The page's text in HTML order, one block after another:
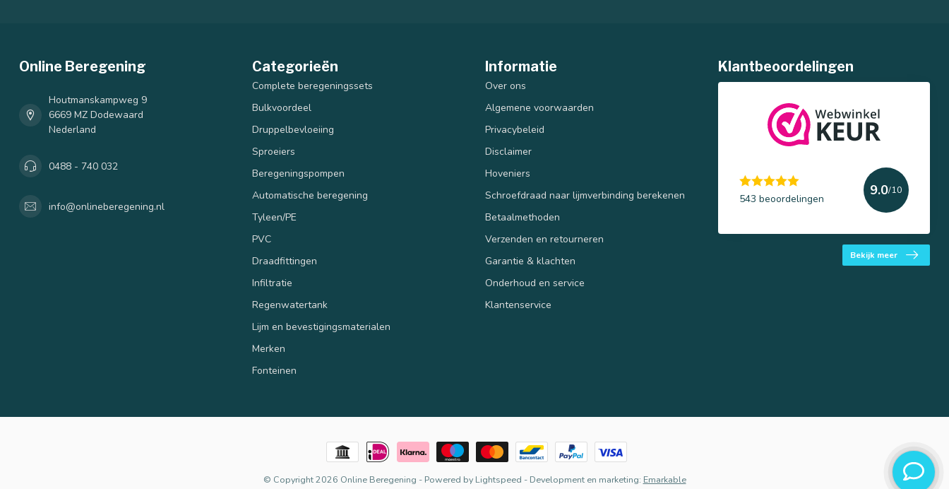
Online Beregening
Houtmanskampweg 9
6669 MZ Dodewaard
Nederland
0488 - 740 032
info@onlineberegening.nl
Categorieën
Complete beregeningssets
Bulkvoordeel
Druppelbevloeiing
Sproeiers
Beregeningspompen
Automatische beregening
Tyleen/PE
PVC
Draadfittingen
Infiltratie
Regenwatertank
Lijm en bevestigingsmaterialen
Merken
Fonteinen
Informatie
Over ons
Algemene voorwaarden
Privacybeleid
Disclaimer
Hoveniers
Schroefdraad naar lijmverbinding berekenen
Betaalmethoden
Verzenden en retourneren
Garantie & klachten
Onderhoud en service
Klantenservice
Klantbeoordelingen
543 beoordelingen
9.0/10
Bekijk meer
© Copyright 2026 Online Beregening - Powered by Lightspeed - Development en marketing: Emarkable